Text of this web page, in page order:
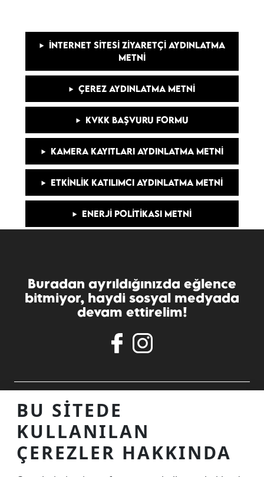
İNTERNET SITESI ZIYARETÇI AYDINLATMA
METNI
ÇEREZ AYDINLATMA METNI
KVKK BAŞVURU FORMU
KAMERA KAYITLARI AYDINLATMA METNI
ETKINLIK KATILIMCI AYDINLATMA METNI
ENERJI POLITIKASI METNI
Buradan ayrıldığınızda eğlence
bitmiyor, haydi sosyal medyada
devam ettirelim!
ALIŞVERIŞ MERKEZINIZ
TEMASTA OLALIM
BU SITEDE
KULLANILAN
ÇEREZLER HAKKINDA